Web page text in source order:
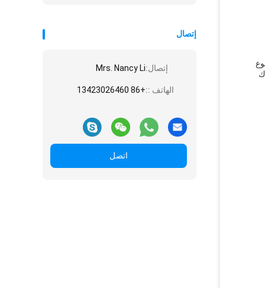
إتصال
إتصال:Mrs. Nancy Li
الهاتف ::+86 13423026460
اتصل